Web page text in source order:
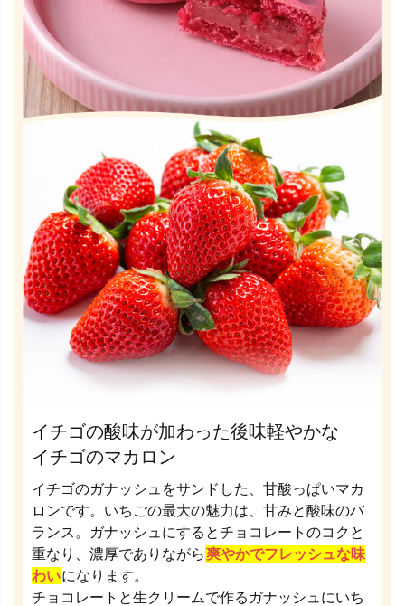
イチゴの酸味が加わった後味軽やかな
イチゴのマカロン
イチゴのガナッシュをサンドした、甘酸っぱいマカ
ロンです。いちごの最大の魅力は、甘みと酸味のバ
ランス。ガナッシュにするとチョコレートのコクと
重なり、濃厚でありながら爽やかでフレッシュな味
わいになります。
チョコレートと生クリームで作るガナッシュにいち